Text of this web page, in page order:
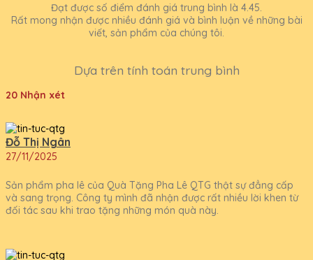
Đạt được số điểm đánh giá trung bình là 4.45.
Rất mong nhận được nhiều đánh giá và bình luận về những bài
viết, sản phẩm của chúng tôi.
Dựa trên tính toán trung bình
20 Nhận xét
Đỗ Thị Ngân
27/11/2025
Sản phẩm pha lê của Quà Tặng Pha Lê QTG thật sự đẳng cấp
và sang trọng. Công ty mình đã nhận được rất nhiều lời khen từ
đối tác sau khi trao tặng những món quà này.